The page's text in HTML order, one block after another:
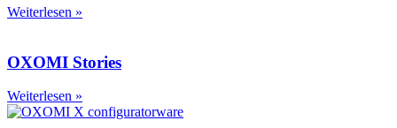
Weiterlesen »
OXOMI Stories
Weiterlesen »